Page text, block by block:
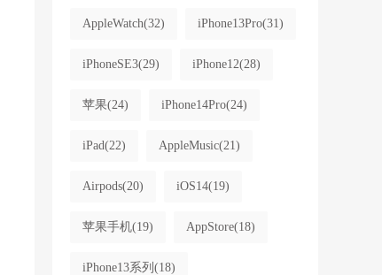
AppleWatch(32) iPhone13Pro(31)
iPhoneSE3(29) iPhone12(28)
苹果(24) iPhone14Pro(24)
iPad(22) AppleMusic(21)
Airpods(20) iOS14(19)
苹果手机(19) AppStore(18)
iPhone13系列 (18)